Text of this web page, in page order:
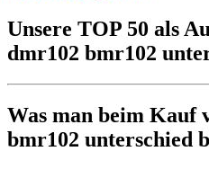
Unsere TOP 50 als
dmr102 bmr102
Was man beim Kauf
bmr102 unterschied